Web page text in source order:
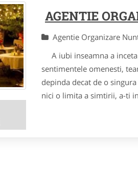
AGENTIE
Agentie Organizare
A iubi inseamna a inceta
sentimentele omenesti,
depinda decat de o
nici o limita a simtirii, a-ti